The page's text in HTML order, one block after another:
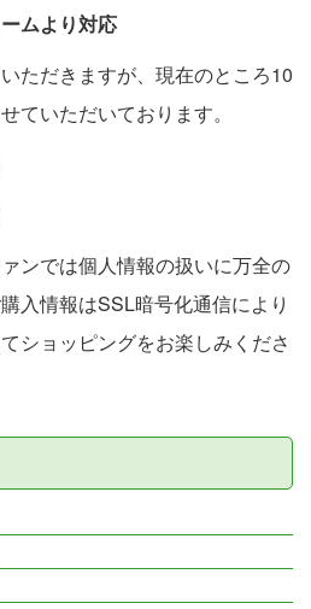
ムより対応
ただきますが、現在のところ10
ていただいております。
ンでは個人情報の扱いに万全の
入情報はSSL暗号化通信により
ショッピングをお楽しみくださ